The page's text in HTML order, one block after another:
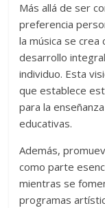
Más allá de ser
preferencia
la música se crea
desarrollo
individuo. Esta
que establece
para la
educativas.
Además,
como parte
mientras se
programas